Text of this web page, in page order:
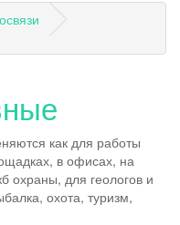
как для работы
в офисах, на
охраны, для геологов и
охота, туризм,